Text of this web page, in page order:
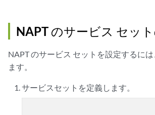
NAPT のサービス セッ
NAPT のサービス セットを設定するに
ます。
サービスセットを定義します。